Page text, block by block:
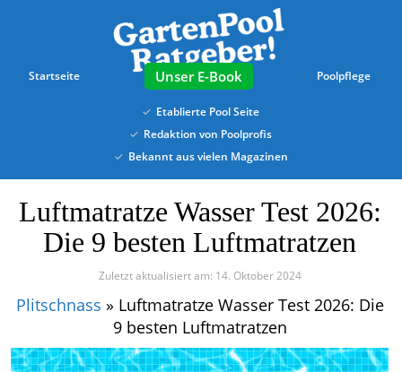
content
Startseite Poolpflege
E-Book
Etablierte Pool Seite
Redaktion von Poolprofis
Bekannt aus vielen Magazinen
Luftmatratze Wasser Test 2026:
Die 9 besten Luftmatratzen
Zuletzt aktualisiert am: 14. Oktober 2024
Plitschnass » Luftmatratze Wasser Test 2026: Die
9 besten Luftmatratzen